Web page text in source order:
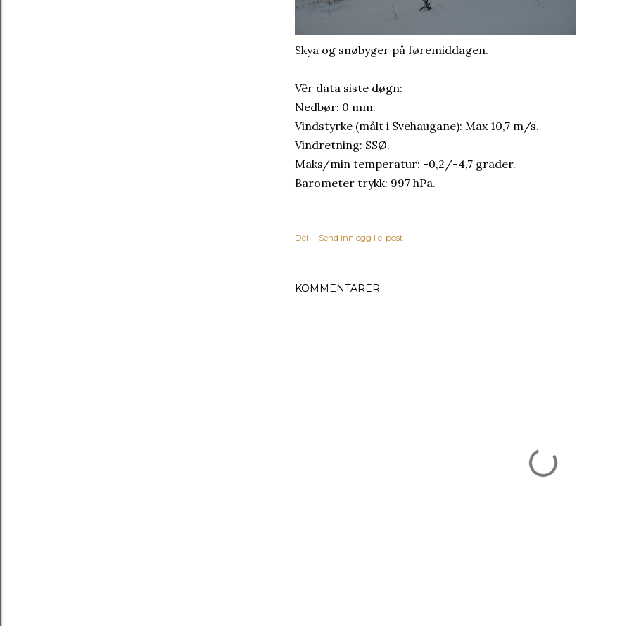
Skya og snøbyger på føremiddagen.
Vêr data siste døgn:
Nedbør: 0 mm.
Vindstyrke (målt i Svehaugane): Max 10,7 m/s.
Vindretning: SSØ.
Maks/min temperatur: -0,2/-4,7 grader.
Barometer trykk: 997 hPa.
Del Send innlegg i e-post
KOMMENTARER